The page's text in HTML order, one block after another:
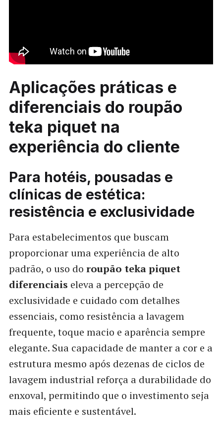
Aplicações práticas e
diferenciais do roupão
teka piquet na
experiência do cliente
Para hotéis, pousadas e
clínicas de estética:
resistência e exclusividade
Para estabelecimentos que buscam
proporcionar uma experiência de alto
padrão, o uso do roupão teka piquet
diferenciais eleva a percepção de
exclusividade e cuidado com detalhes
essenciais, como resistência a lavagem
frequente, toque macio e aparência sempre
elegante. Sua capacidade de manter a cor e a
estrutura mesmo após dezenas de ciclos de
lavagem industrial reforça a durabilidade do
enxoval, permitindo que o investimento seja
mais eficiente e sustentável.